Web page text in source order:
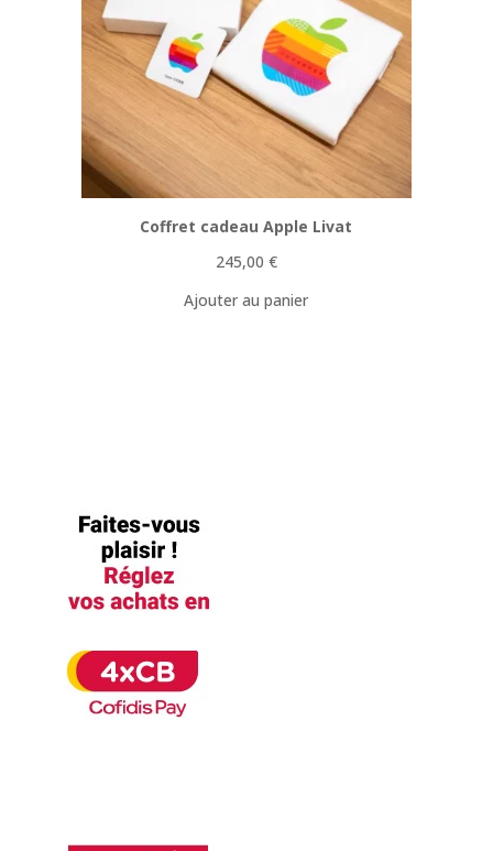
Coffret cadeau Apple Livat
245,00 €
Ajouter au panier